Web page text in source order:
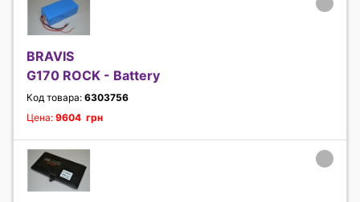
BRAVIS
G170 ROCK - Battery
Код товара: 6303756
Цена: 9604 грн